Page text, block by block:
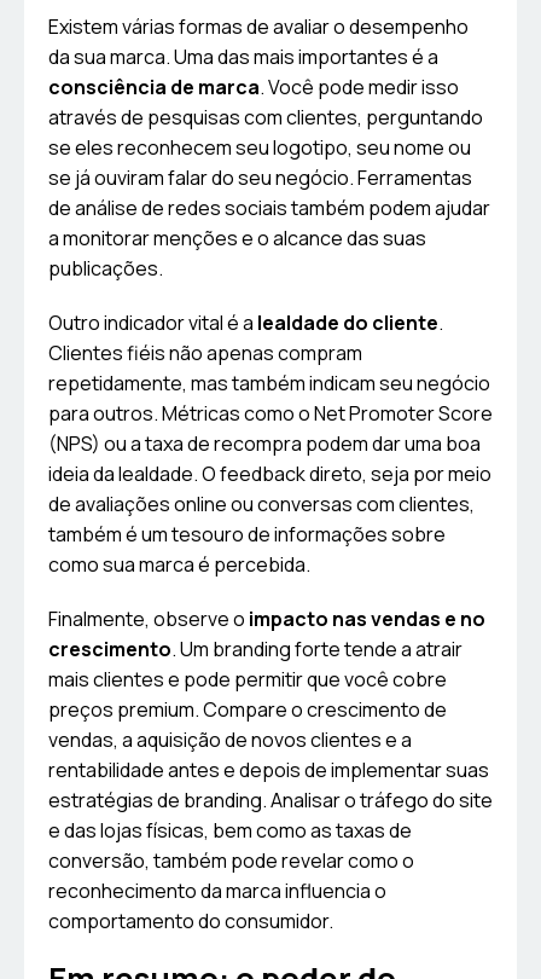
Existem várias formas de avaliar o desempenho
da sua marca. Uma das mais importantes é a
consciência de marca. Você pode medir isso
através de pesquisas com clientes, perguntando
se eles reconhecem seu logotipo, seu nome ou
se já ouviram falar do seu negócio. Ferramentas
de análise de redes sociais também podem ajudar
a monitorar menções e o alcance das suas
publicações.
Outro indicador vital é a lealdade do cliente.
Clientes fiéis não apenas compram
repetidamente, mas também indicam seu negócio
para outros. Métricas como o Net Promoter Score
(NPS) ou a taxa de recompra podem dar uma boa
ideia da lealdade. O feedback direto, seja por meio
de avaliações online ou conversas com clientes,
também é um tesouro de informações sobre
como sua marca é percebida.
Finalmente, observe o impacto nas vendas e no
crescimento. Um branding forte tende a atrair
mais clientes e pode permitir que você cobre
preços premium. Compare o crescimento de
vendas, a aquisição de novos clientes e a
rentabilidade antes e depois de implementar suas
estratégias de branding. Analisar o tráfego do site
e das lojas físicas, bem como as taxas de
conversão, também pode revelar como o
reconhecimento da marca influencia o
comportamento do consumidor.